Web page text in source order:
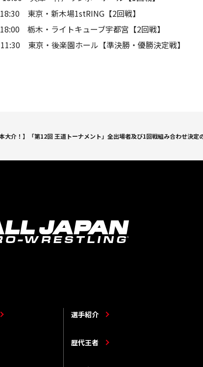
東京・新木場1stRING【2回戦】
栃木・ライトキューブ宇都宮【2回戦】
東京・後楽園ホール【準決勝・優勝決定戦】
本大介！】「第12回 王道トーナメント」全出場者及び1回戦組み合わせ決定
選手紹介
歴代王者